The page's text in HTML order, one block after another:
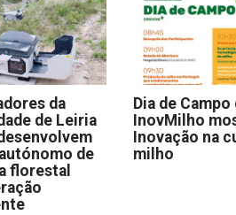
da
de Leiria
de
florestal
Dia de Campo
InovMilho
Inovação na
milho